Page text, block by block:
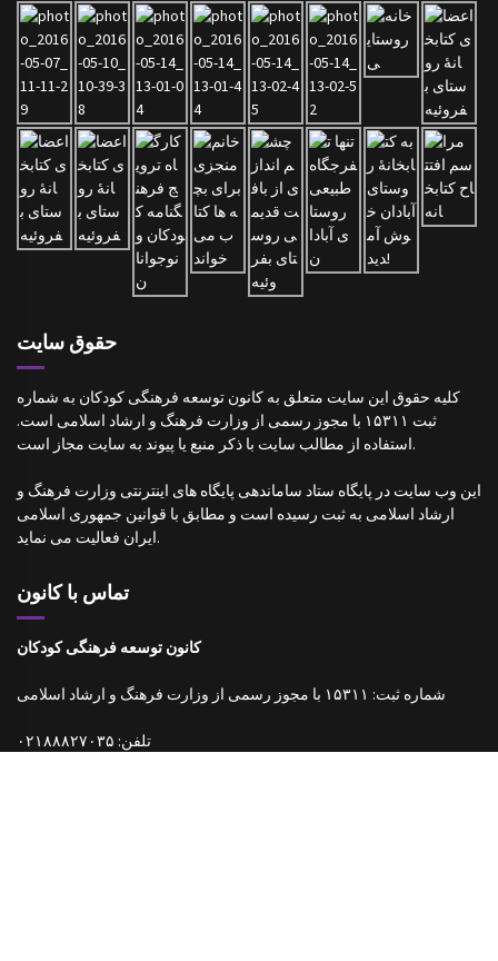
حقوق سایت
کلیه حقوق این سایت متعلق به کانون توسعه فرهنگی کودکان به شماره
ثبت ۱۵۳۱۱ با مجوز رسمی از وزارت فرهنگ و ارشاد اسلامی است.
استفاده از مطالب سایت با ذکر منبع یا پیوند به سایت مجاز است.
این وب سایت در پایگاه ستاد ساماندهی پایگاه های اینترنتی وزارت فرهنگ و
ارشاد اسلامی به ثبت رسیده است و مطابق با قوانین جمهوری اسلامی
ایران فعالیت می نماید.
تماس با کانون
کانون توسعه فرهنگی کودکان
شماره ثبت: ۱۵۳۱۱ با مجوز رسمی از وزارت فرهنگ و ارشاد اسلامی
تلفن: ۰۲۱۸۸۸۲۷۰۳۵